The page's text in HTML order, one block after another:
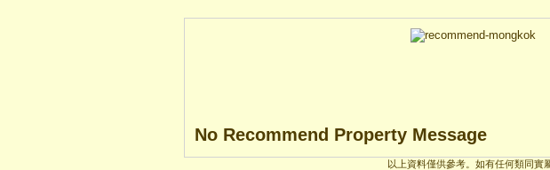
No Recommend Property Message
以上資料僅供參考。如有任何類同實